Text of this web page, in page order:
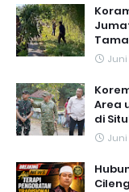
Juni
Area
di
Juni